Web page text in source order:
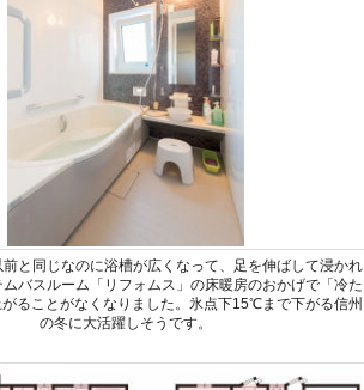
と同じなのに浴槽が広くなって、足を伸ばして浸かれ
バスルーム「リフォムス」の床暖房のおかげで「冷た
ることがなくなりました。氷点下15℃まで下がる信州
の冬に大活躍しそうです。